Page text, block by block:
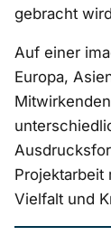
gebracht
Auf einer
Europa,
Vielfalt und